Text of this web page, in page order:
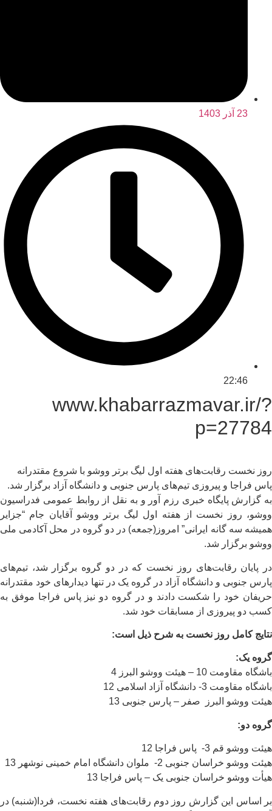
23 آذر 1403
22:46
www.khabarrazmavar.ir/?
p=27784
روز نخست رقابت‌های هفته اول لیگ برتر ووشو با شروع مقتدرانه
پاس فراجا و پیروزی تیم‌های پارس جنوبی و دانشگاه آزاد برگزار شد.
به گزارش پایگاه خبری رزم آور و به نقل از روابط عمومی فدراسیون
ووشو، روز نخست از هفته اول لیگ برتر ووشو آقایان جام “جزایر
همیشه سه گانه ایرانی” امروز(جمعه) در دو گروه در محل آکادمی ملی
ووشو برگزار شد.
در پایان رقابت‌های روز نخست که در دو گروه برگزار شد، تیم‌های
پارس جنوبی و دانشگاه آزاد در گروه یک در تنها دیدارهای خود مقتدرانه
حریفان خود را شکست دادند و در گروه دو نیز پاس فراجا موفق به
کسب دو پیروزی از مسابقات خود شد.
نتایج کامل روز نخست به شرح ذیل است:
گروه یک:
باشگاه مقاومت 10 – هیئت ووشو البرز 4
باشگاه مقاومت 3- دانشگاه آزاد اسلامی 12
هیئت ووشو البرز صفر – پارس جنوبی 13
گروه دو:
هیئت ووشو قم 3- پاس فراجا 12
هیئت ووشو خراسان جنوبی 2- ملوان دانشگاه امام خمینی نوشهر 13
هیأت ووشو خراسان جنوبی یک – پاس فراجا 13
بر اساس این گزارش روز دوم رقابت‌های هفته نخست، فردا(شنبه) در